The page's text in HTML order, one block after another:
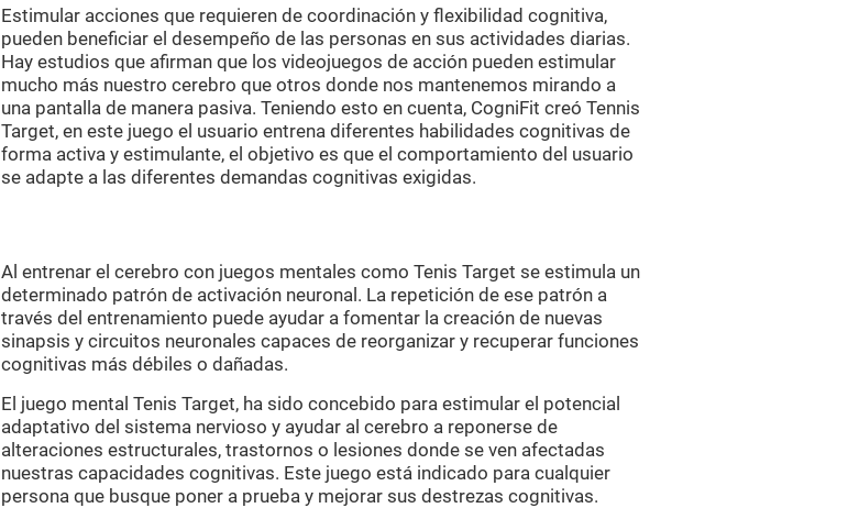
Estimular acciones que requieren de coordinación y flexibilidad cognitiva,
pueden beneficiar el desempeño de las personas en sus actividades diarias.
Hay estudios que afirman que los videojuegos de acción pueden estimular
mucho más nuestro cerebro que otros donde nos mantenemos mirando a
una pantalla de manera pasiva. Teniendo esto en cuenta, CogniFit creó Tennis
Target, en este juego el usuario entrena diferentes habilidades cognitivas de
forma activa y estimulante, el objetivo es que el comportamiento del usuario
se adapte a las diferentes demandas cognitivas exigidas.
Al entrenar el cerebro con juegos mentales como Tenis Target se estimula un
determinado patrón de activación neuronal. La repetición de ese patrón a
través del entrenamiento puede ayudar a fomentar la creación de nuevas
sinapsis y circuitos neuronales capaces de reorganizar y recuperar funciones
cognitivas más débiles o dañadas.
El juego mental Tenis Target, ha sido concebido para estimular el potencial
adaptativo del sistema nervioso y ayudar al cerebro a reponerse de
alteraciones estructurales, trastornos o lesiones donde se ven afectadas
nuestras capacidades cognitivas. Este juego está indicado para cualquier
persona que busque poner a prueba y mejorar sus destrezas cognitivas.